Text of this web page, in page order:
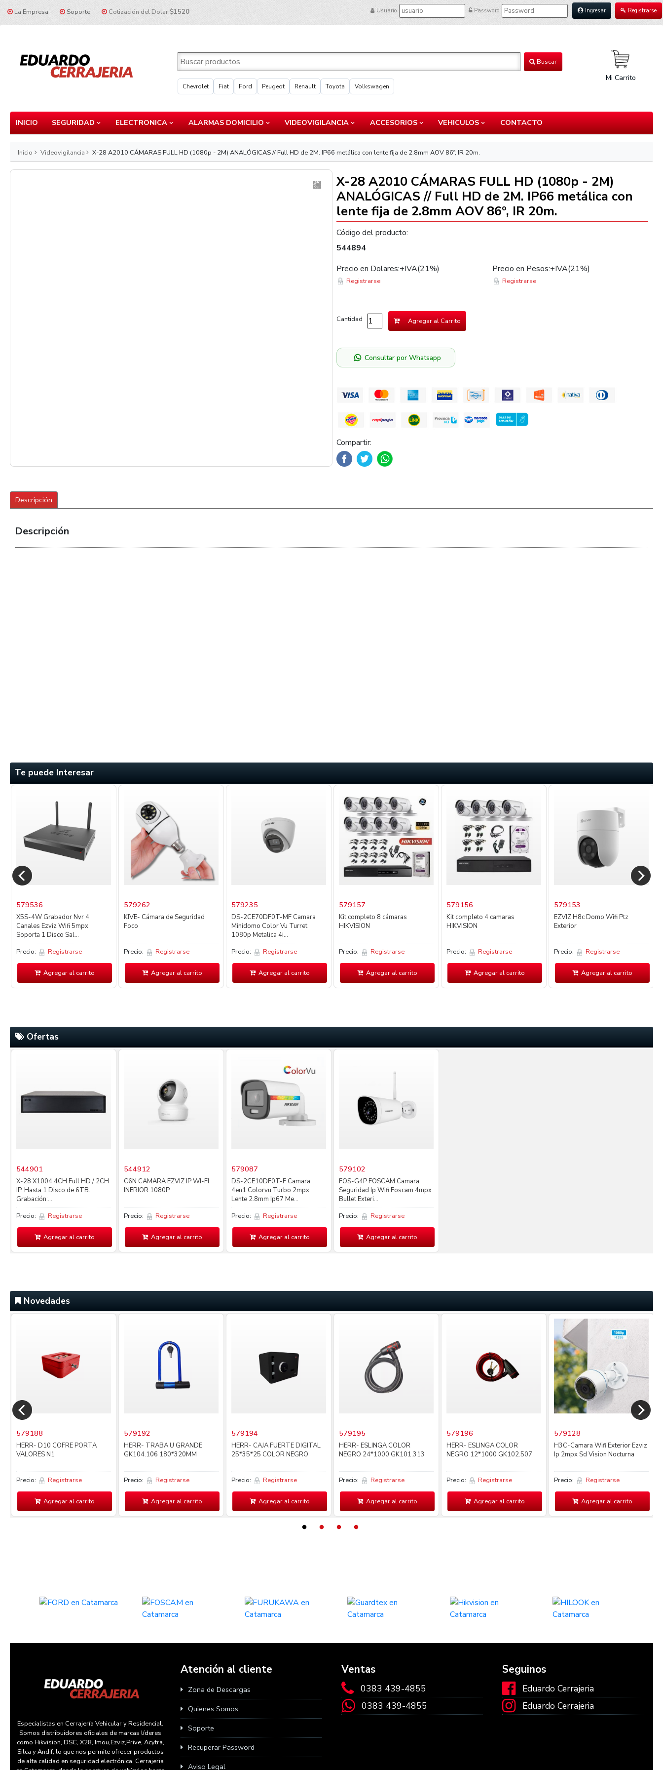
La Empresa Soporte Cotización del Dolar $1520 Usuario Password Ingresar Registrarse
Buscar
Chevrolet Fiat Ford Peugeot Renault Toyota Volkswagen
Mi Carrito
INICIO SEGURIDAD ELECTRONICA ALARMAS DOMICILIO VIDEOVIGILANCIA ACCESORIOS VEHICULOS CONTACTO
Inicio Videovigilancia X-28 A2010 CÁMARAS FULL HD (1080p - 2M) ANALÓGICAS // Full HD de 2M. IP66 metálica con lente fija de 2.8mm AOV 86º, IR 20m.
X-28 A2010 CÁMARAS FULL HD (1080p - 2M)
ANALÓGICAS // Full HD de 2M. IP66 metálica con
lente fija de 2.8mm AOV 86º, IR 20m.
Código del producto:
544894
Precio en Dolares:+IVA(21%)
Registrarse
Precio en Pesos:+IVA(21%)
Registrarse
Cantidad Agregar al Carrito
Consultar por Whatsapp
Compartir:
Descripción
Descripción
Te puede Interesar
579536
X5S-4W Grabador Nvr 4
Canales Ezviz Wifi 5mpx
Soporta 1 Disco Sal...
Precio:
Registrarse
Agregar al carrito
579262
KIVE- Cámara de Seguridad
Foco
Precio: Registrarse
Agregar al carrito
579235
DS-2CE70DF0T-MF Camara
Minidomo Color Vu Turret
1080p Metalica 4i...
Precio:
Registrarse
Agregar al carrito
579157
Kit completo 8 cámaras
HIKVISION
Precio: Registrarse
Agregar al carrito
579156
Kit completo 4 camaras
HIKVISION
Precio: Registrarse
Agregar al carrito
579153
EZVIZ H8c Domo Wifi Ptz
Exterior
Precio: Registrarse
Agregar al carrito
Ofertas
544901
X-28 X1004 4CH Full HD / 2CH
IP. Hasta 1 Disco de 6TB.
Grabación:...
Precio:
Registrarse
Agregar al carrito
544912
C6N CAMARA EZVIZ IP WI-FI
INERIOR 1080P
Precio: Registrarse
Agregar al carrito
579087
DS-2CE10DF0T-F Camara
4en1 Colorvu Turbo 2mpx
Lente 2.8mm Ip67 Me...
Precio:
Registrarse
Agregar al carrito
579102
FOS-G4P FOSCAM Camara
Seguridad Ip Wifi Foscam 4mpx
Bullet Exteri...
Precio:
Registrarse
Agregar al carrito
Novedades
579188
HERR- D10 COFRE PORTA
VALORES N1
Precio: Registrarse
Agregar al carrito
579192
HERR- TRABA U GRANDE
GK104.106 180*320MM
Precio: Registrarse
Agregar al carrito
579194
HERR- CAJA FUERTE DIGITAL
25*35*25 COLOR NEGRO
Precio: Registrarse
Agregar al carrito
579195
HERR- ESLINGA COLOR
NEGRO 24*1000 GK101.313
Precio: Registrarse
Agregar al carrito
579196
HERR- ESLINGA COLOR
NEGRO 12*1000 GK102.507
Precio: Registrarse
Agregar al carrito
579128
H3C-Camara Wifi Exterior Ezviz
Ip 2mpx Sd Vision Nocturna
Precio: Registrarse
Agregar al carrito
Especialistas en Cerrajería Vehicular y Residencial.
Somos distribuidores oficiales de marcas líderes
como Hikvision, DSC, X28, Imou,Ezviz,Prive, Acytra,
Silca y Andif, lo que nos permite ofrecer productos
de alta calidad en seguridad electrónica. Cerrajeria
Atención al cliente
Zona de Descargas
Quienes Somos
Soporte
Recuperar Password
Aviso Legal
Ventas
0383 439-4855
0383 439-4855
Seguinos
Eduardo Cerrajeria
Eduardo Cerrajeria